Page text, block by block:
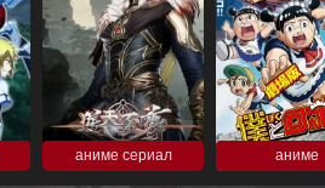
аниме сериал аниме